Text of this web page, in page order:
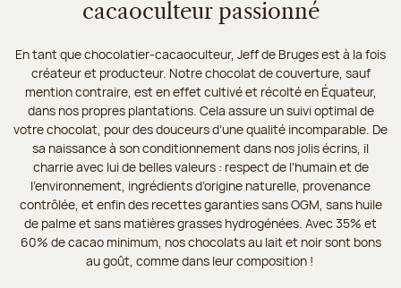
cacaoculteur passionné
En tant que chocolatier-cacaoculteur, Jeff de Bruges est à la fois
créateur et producteur. Notre chocolat de couverture, sauf
mention contraire, est en effet cultivé et récolté en Équateur,
dans nos propres plantations. Cela assure un suivi optimal de
votre chocolat, pour des douceurs d’une qualité incomparable. De
sa naissance à son conditionnement dans nos jolis écrins, il
charrie avec lui de belles valeurs : respect de l’humain et de
l’environnement, ingrédients d’origine naturelle, provenance
contrôlée, et enfin des recettes garanties sans OGM, sans huile
de palme et sans matières grasses hydrogénées. Avec 35% et
60% de cacao minimum, nos chocolats au lait et noir sont bons
au goût, comme dans leur composition !